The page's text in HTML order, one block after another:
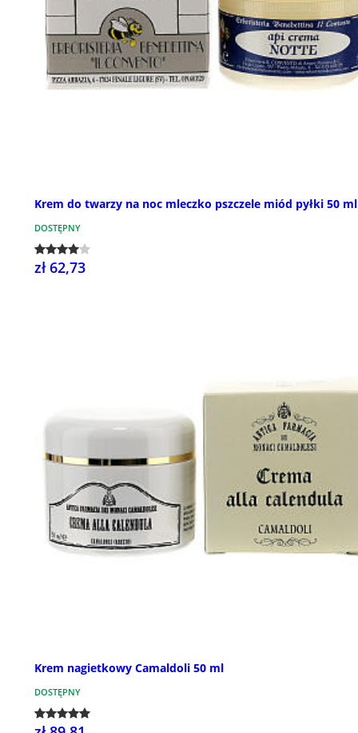
Krem do twarzy na noc mleczko pszczele miód pyłki 50 ml
DOSTĘPNY
zł 62,73
Krem nagietkowy Camaldoli 50 ml
DOSTĘPNY